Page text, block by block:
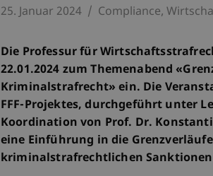
25. Januar 2024 Compliance
Die Professur für
22.01.2024 zum Themenabend
Kriminalstrafrecht» ein. Die
FFF-Projektes, durchgeführt unter
Koordination von Prof. Dr.
eine Einführung in die
kriminalstrafrechtlichen